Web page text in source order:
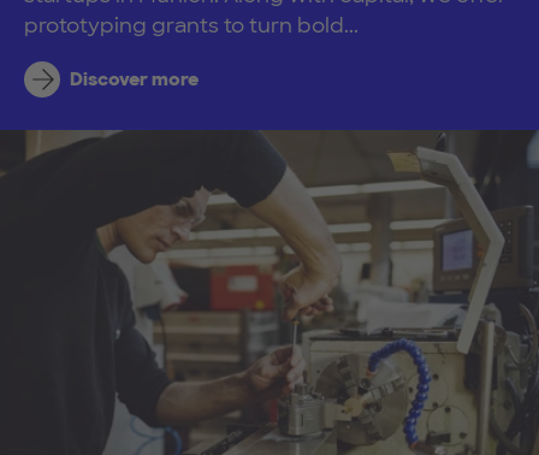
prototyping grants to turn bold...
Discover more